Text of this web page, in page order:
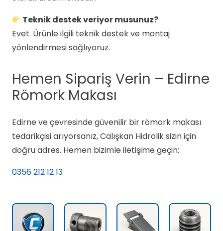
Teknik destek veriyor musunuz?
Evet. Ürünle ilgili teknik destek ve montaj
yönlendirmesi sağlıyoruz.
Hemen Sipariş Verin – Edirne
Römork Makası
Edirne ve çevresinde güvenilir bir römork makası
tedarikçisi arıyorsanız, Calışkan Hidrolik sizin için
doğru adres. Hemen bizimle iletişime geçin:
0356 212 12 13